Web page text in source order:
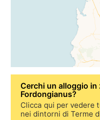
Cerchi unalloggio in
Fordongianus?
Clicca qui per
nei dintorni di Terme